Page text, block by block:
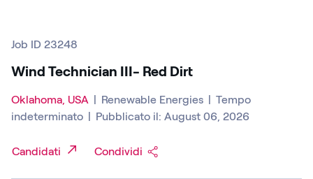
Job ID 23248
Wind Technician III- Red Dirt
Oklahoma, USA Renewable Energies
Tempo
indeterminato
Pubblicato il: August 06, 2026
Candidati Condividi